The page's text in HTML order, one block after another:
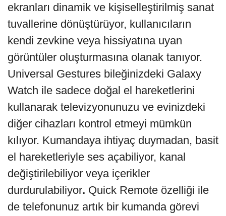
ekranları dinamik ve kişiselleştirilmiş sanat
tuvallerine dönüştürüyor, kullanıcıların
kendi zevkine veya hissiyatına uyan
görüntüler oluşturmasına olanak tanıyor.
Universal Gestures bileğinizdeki Galaxy
Watch ile sadece doğal el hareketlerini
kullanarak televizyonunuzu ve evinizdeki
diğer cihazları kontrol etmeyi mümkün
kılıyor. Kumandaya ihtiyaç duymadan, basit
el hareketleriyle ses açabiliyor, kanal
değiştirilebiliyor veya içerikler
durdurulabiliyor. Quick Remote özelliği ile
de telefonunuz artık bir kumanda görevi